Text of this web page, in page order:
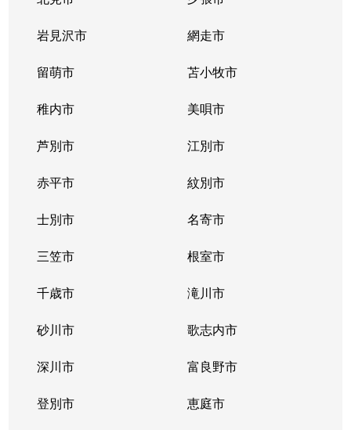
岩見沢市 網走市
留萌市 苫小牧市
稚内市 美唄市
芦別市 江別市
赤平市 紋別市
士別市 名寄市
三笠市 根室市
千歳市 滝川市
砂川市 歌志内市
深川市 富良野市
登別市 恵庭市